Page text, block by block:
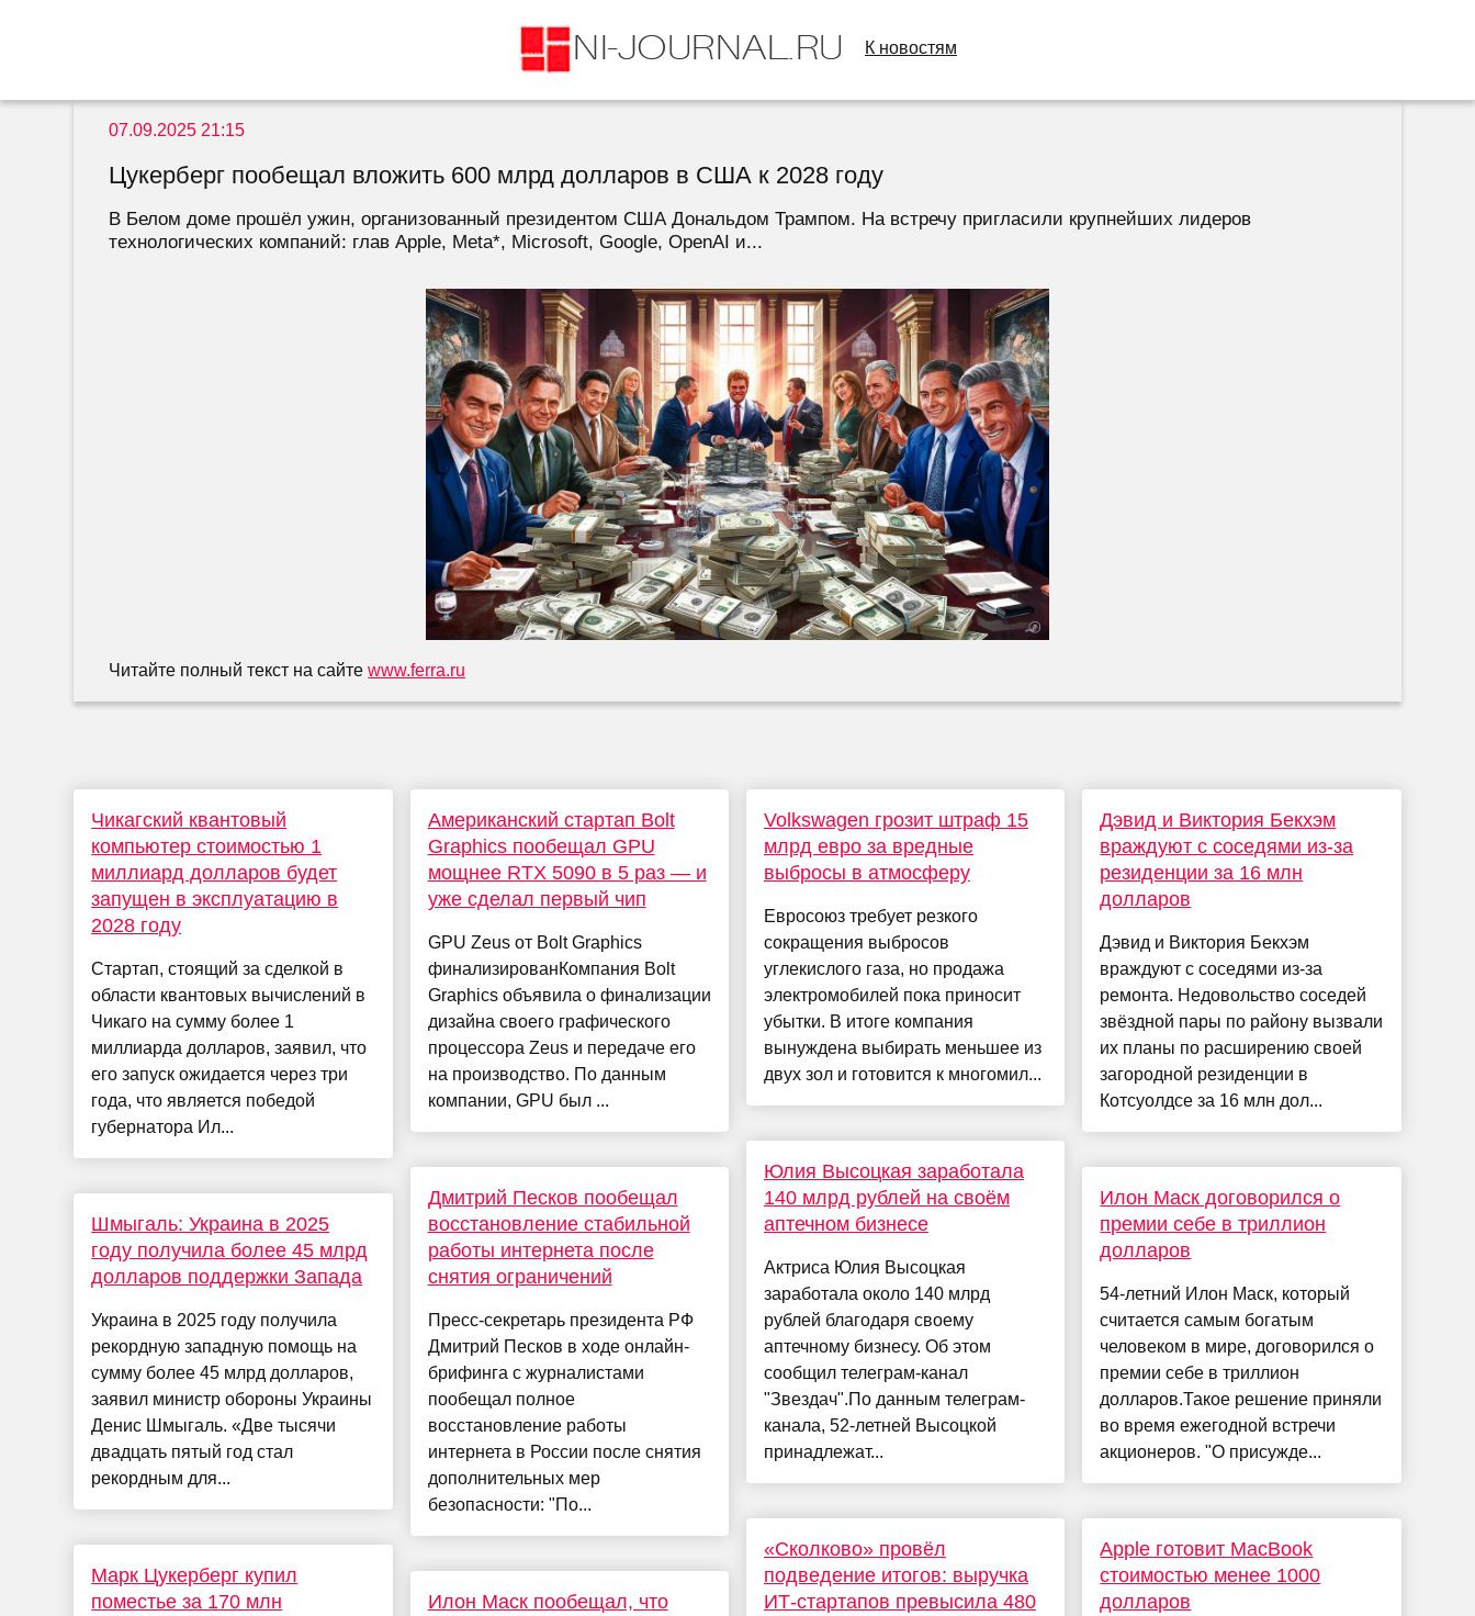
К новостям
07.09.2025 21:15
Цукерберг пообещал вложить 600 млрд долларов в США к 2028 году
В Белом доме прошёл ужин, организованный президентом США Дональдом Трампом. На встречу пригласили крупнейших лидеров
технологических компаний: глав Apple, Meta*, Microsoft, Google, OpenAI и...
Читайте полный текст на сайтеwww.ferra.ru
Чикагский квантовый
компьютер стоимостью 1
миллиард долларов будет
запущен в эксплуатацию в
2028 году
Стартап, стоящий за сделкой в
области квантовых вычислений в
Чикаго на сумму более 1
миллиарда долларов, заявил, что
его запуск ожидается через три
года, что является победой
губернатора Ил...
Шмыгаль: Украина в 2025
году получила более 45 млрд
долларов поддержки Запада
Украина в 2025 году получила
рекордную западную помощь на
сумму более 45 млрд долларов,
заявил министр обороны Украины
Денис Шмыгаль. «Две тысячи
двадцать пятый год стал
рекордным для...
Марк Цукерберг купил
поместье за 170 млн
Американский стартап Bolt
Graphics пообещал GPU
мощнее RTX 5090 в 5 раз — и
уже сделал первый чип
GPU Zeus от Bolt Graphics
финализированКомпания Bolt
Graphics объявила о финализации
дизайна своего графического
процессора Zeus и передаче его
на производство. По данным
компании, GPU был ...
Дмитрий Песков пообещал
восстановление стабильной
работы интернета после
снятия ограничений
Пресс-секретарь президента РФ
Дмитрий Песков в ходе онлайн-
брифинга с журналистами
пообещал полное
восстановление работы
интернета в России после снятия
дополнительных мер
безопасности: "По...
Илон Маск пообещал, что
Volkswagen грозит штраф 15
млрд евро за вредные
выбросы в атмосферу
Евросоюз требует резкого
сокращения выбросов
углекислого газа, но продажа
электромобилей пока приносит
убытки. В итоге компания
вынуждена выбирать меньшее из
двух зол и готовится к многомил...
Юлия Высоцкая заработала
140 млрд рублей на своём
аптечном бизнесе
Актриса Юлия Высоцкая
заработала около 140 млрд
рублей благодаря своему
аптечному бизнесу. Об этом
сообщил телеграм-канал
"Звездач".По данным телеграм-
канала, 52-летней Высоцкой
принадлежат...
«Сколково» провёл
подведение итогов: выручка
ИТ-стартапов превысила 480
Дэвид и Виктория Бекхэм
враждуют с соседями из-за
резиденции за 16 млн
долларов
Дэвид и Виктория Бекхэм
враждуют с соседями из-за
ремонта. Недовольство соседей
звёздной пары по району вызвали
их планы по расширению своей
загородной резиденции в
Котсуолдсе за 16 млн дол...
Илон Маск договорился о
премии себе в триллион
долларов
54-летний Илон Маск, который
считается самым богатым
человеком в мире, договорился о
премии себе в триллион
долларов.Такое решение приняли
во время ежегодной встречи
акционеров. "О присужде...
Apple готовит MacBook
стоимостью менее 1000
долларов